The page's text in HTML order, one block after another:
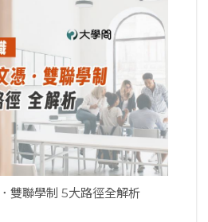
雙聯學制 5大路徑全解析